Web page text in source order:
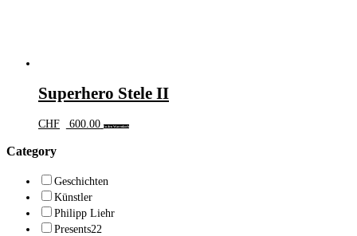
Superhero Stele II
CHF 600.00 In den Warenkorb
Category
Geschichten
Künstler
Philipp Liehr
Presents22